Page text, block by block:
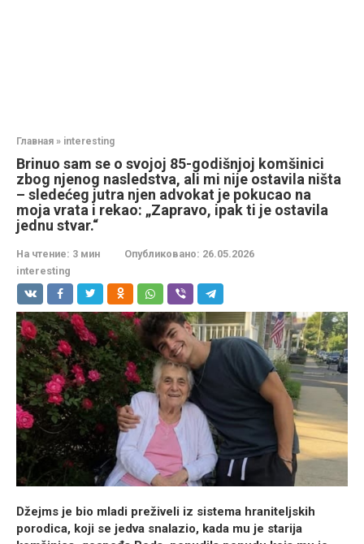
Главная » interesting
Brinuo sam se o svojoj 85-godišnjoj komšinici
zbog njenog nasledstva, ali mi nije ostavila ništa
– sledećeg jutra njen advokat je pokucao na
moja vrata i rekao: „Zapravo, ipak ti je ostavila
jednu stvar.“
На чтение: 3 мин Опубликовано: 26.05.2026
interesting
Džejms je bio mladi preživeli iz sistema hraniteljskih
porodica, koji se jedva snalazio, kada mu je starija